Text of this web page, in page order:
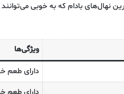
نهال‌های بادام که به خوبی
ویژگی‌ها
دارای طعم